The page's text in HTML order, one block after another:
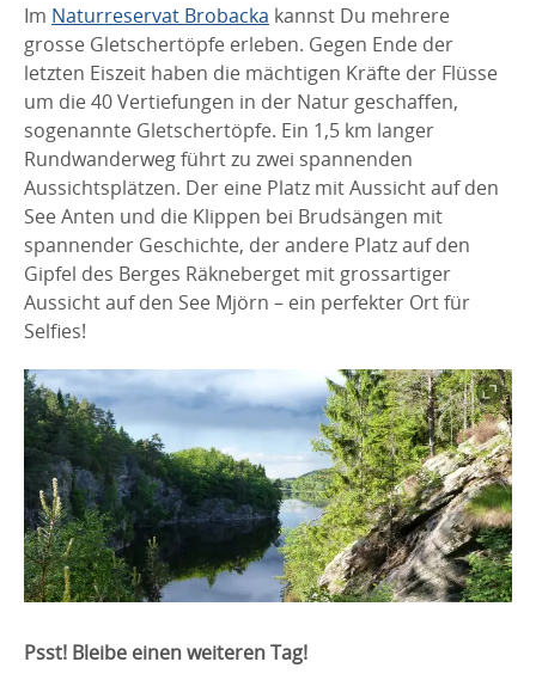
Im Naturreservat Brobacka kannst Du mehrere
grosse Gletschertöpfe erleben. Gegen Ende der
letzten Eiszeit haben die mächtigen Kräfte der Flüsse
um die 40 Vertiefungen in der Natur geschaffen,
sogenannte Gletschertöpfe. Ein 1,5 km langer
Rundwanderweg führt zu zwei spannenden
Aussichtsplätzen. Der eine Platz mit Aussicht auf den
See Anten und die Klippen bei Brudsängen mit
spannender Geschichte, der andere Platz auf den
Gipfel des Berges Räkneberget mit grossartiger
Aussicht auf den See Mjörn – ein perfekter Ort für
Selfies!
Psst! Bleibe einen weiteren Tag!